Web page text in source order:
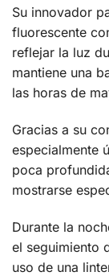
Su innovador
fluorescente
reflejar la luz
mantiene una
las horas de
Gracias a su
especialmente
poca
mostrarse
Durante la
el seguimiento
uso de una